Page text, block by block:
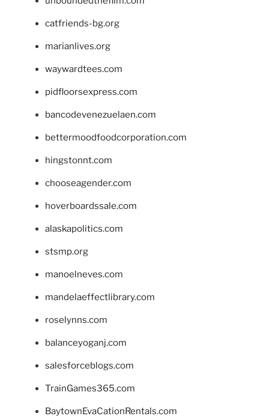
catfriends-bg.org
marianlives.org
waywardtees.com
pidfloorsexpress.com
bancodevenezuelaen.com
bettermoodfoodcorporation.com
hingstonnt.com
chooseagender.com
hoverboardssale.com
alaskapolitics.com
stsmp.org
manoelneves.com
mandelaeffectlibrary.com
roselynns.com
balanceyoganj.com
salesforceblogs.com
TrainGames365.com
BaytownEvaCationRentals.com